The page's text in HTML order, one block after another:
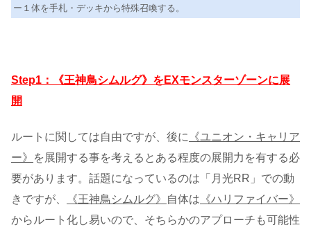
ー１体を手札・デッキから特殊召喚する。
Step1：《王神鳥シムルグ》をEXモンスターゾーンに展
開
ルートに関しては自由ですが、後に
《ユニオン・キャリア
ー》
を展開する事を考えるとある程度の展開力を有する必
要があります。話題になっているのは「月光RR」での動
きですが、
《王神鳥シムルグ》 自体は 《ハリファイバー》
からルート化し易いので、そちらかのアプローチも可能性